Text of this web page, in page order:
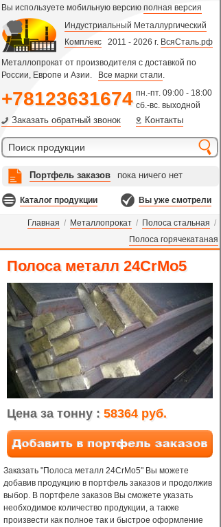
Вы используете мобильную версию полная версия
Индустриальный Металлургический
Комплекс 2011 - 2026 г. ВсяСталь.рф
Металлопрокат от производителя с доставкой по
России, Европе и Азии.
Все марки стали.
+78123631674 пн.-пт. 09:00 - 18:00
сб.-вс. выходной
Заказать обратный звонок Контакты
Портфель заказов пока ничего нет
Каталог продукции Вы уже смотрели
Главная / Металлопрокат / Полоса стальная /
Полоса горячекатаная
Полоса металл 24CrMo5
Цена за тонну : 58364 руб.
Заказать "Полоса металл 24CrMo5" Вы можете
добавив продукцию в портфель заказов и продолжив
выбор. В портфеле заказов Вы сможете указать
необходимое количество продукции, а также
произвести как полное так и быстрое оформление